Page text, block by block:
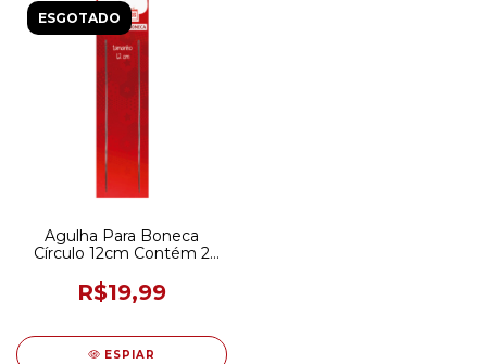
ESGOTADO
Agulha Para Boneca
Círculo 12cm Contém 2
R$19,99
ESPIAR